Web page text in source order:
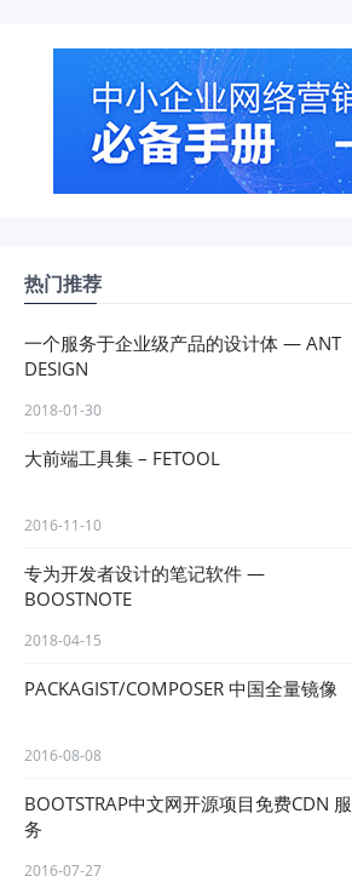
热门推荐
一个服务于企业级产品的设计体 — ANT
DESIGN
2018-01-30
大前端工具集 – FETOOL
2016-11-10
专为开发者设计的笔记软件 —
BOOSTNOTE
2018-04-15
PACKAGIST/COMPOSER 中国全量镜像
2016-08-08
BOOTSTRAP中文网开源项目免费CDN 服
务
2016-07-27